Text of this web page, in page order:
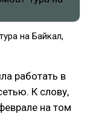
на Байкал,
работать в
К слову,
на том